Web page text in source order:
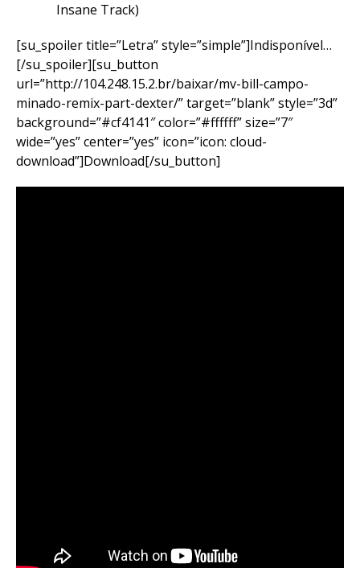
Insane Track)
[su_spoiler title=”Letra” style=”simple”]Indisponível…
[/su_spoiler][su_button
url=”http://104.248.15.2.br/baixar/mv-bill-campo-
minado-remix-part-dexter/” target=”blank” style=”3d”
background=”#cf4141″ color=”#ffffff” size=”7″
wide=”yes” center=”yes” icon=”icon: cloud-
download”]Download[/su_button]